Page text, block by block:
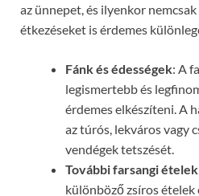
az ünnepet, és ilyenkor
étkezéseket is érdemes
Fánk és édességek: A
legismertebb és
érdemes elkészíteni. A
az túrós, lekváros vagy
vendégek tetszését.
További farsangi ételek
különböző zsíros ételek